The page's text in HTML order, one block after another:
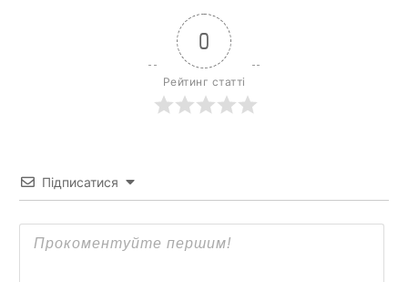
0
Рейтинг статті
Підписатися